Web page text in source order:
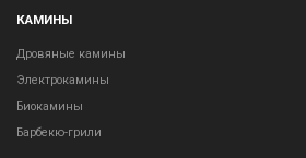
КАМИНЫ
Дровяные камины
Электрокамины
Биокамины
Барбекю-грили